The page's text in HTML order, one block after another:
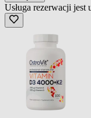
Usługa rezerwacji jest